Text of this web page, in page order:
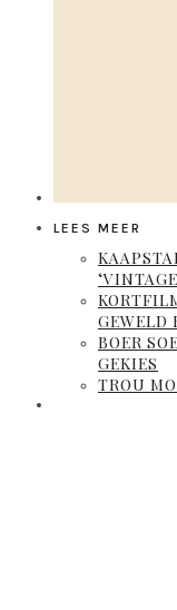
LEES MEER
GEWELD
BOER
GEKIES
TROU